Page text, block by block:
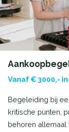
Vanaf € 3000,-
Begeleiding bij
kritische punten,
behoren